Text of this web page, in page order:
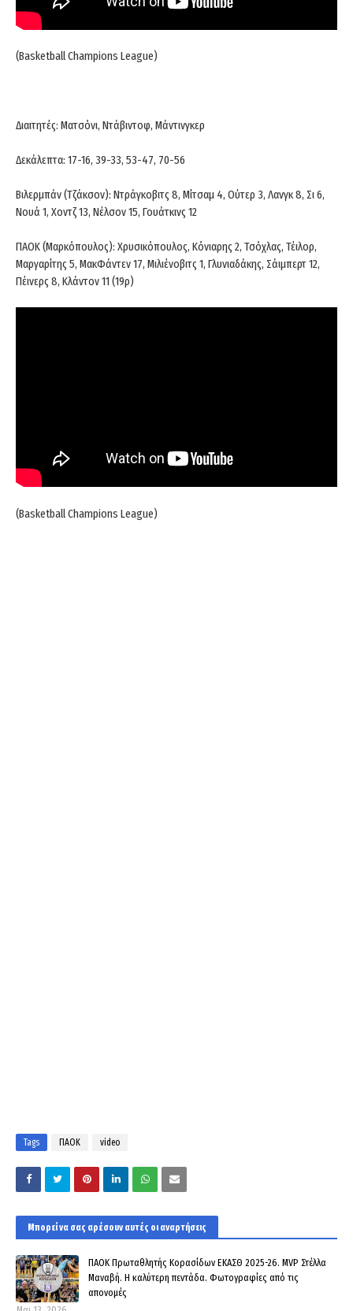
(Basketball Champions League)
Διαιτητές: Ματσόνι, Ντάβιντοφ, Μάντινγκερ
Δεκάλεπτα: 17-16, 39-33, 53-47, 70-56
Βιλερμπάν (Τζάκσον): Ντράγκοβιτς 8, Μίτσαμ 4, Ούτερ 3, Λανγκ 8, Σι 6,
Νουά 1, Χοντζ 13, Νέλσον 15, Γουάτκινς 12
ΠΑΟΚ (Μαρκόπουλος): Χρυσικόπουλος, Κόνιαρης 2, Τσόχλας, Τέιλορ,
Μαργαρίτης 5, ΜακΦάντεν 17, Μιλιένοβιτς 1, Γλυνιαδάκης, Σάιμπερτ 12,
Πέινερς 8, Κλάντον 11 (19ρ)
(Basketball Champions League)
Tags ΠΑΟΚ video
Μπορεί να σας αρέσουν αυτές οι αναρτήσεις
ΠΑΟΚ Πρωταθλητής Κορασίδων ΕΚΑΣΘ 2025-26. MVP Στέλλα
Μαναβή. Η καλύτερη πεντάδα. Φωτογραφίες από τις
απονομές